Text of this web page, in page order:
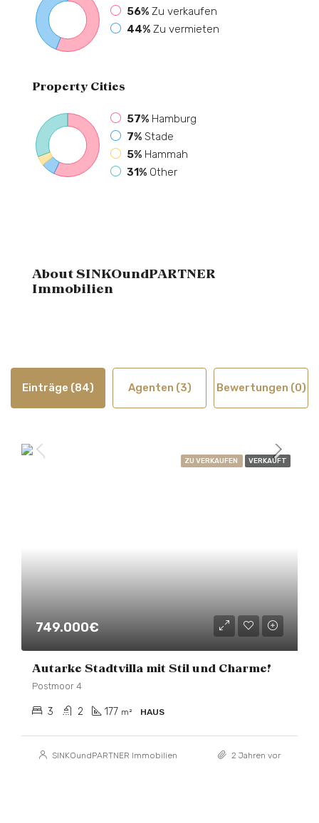
56% Zu verkaufen
44% Zu vermieten
Property Cities
57% Hamburg
7% Stade
5% Hammah
31% Other
About SINKOundPARTNER
Immobilien
Einträge (84) Agenten (3) Bewertungen (0)
ZU VERKAUFEN VERKAUFT
749.000€
Autarke Stadtvilla mit Stil und Charme!
Postmoor 4
3 2 177 m² HAUS
SINKOundPARTNER Immobilien 2 Jahren vor